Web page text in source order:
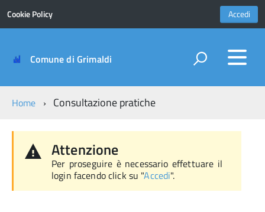
Cookie Policy Accedi
Comune di Grimaldi
Home Consultazione pratiche
Attenzione
Per proseguire è necessario effettuare il
login facendo click su "Accedi".